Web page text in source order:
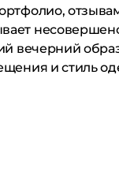
вечерний
и стиль